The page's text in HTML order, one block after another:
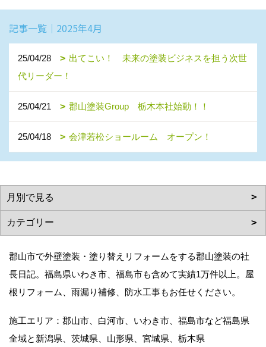
記事一覧｜2025年4月
25/04/28
出てこい！ 未来の塗装ビジネスを担う次世
代リーダー！
25/04/21 郡山塗装Group 栃木本社始動！！
25/04/18 会津若松ショールーム オープン！
郡山市で外壁塗装・塗り替えリフォームをする郡山塗装の社
長日記。福島県いわき市、福島市も含めて実績1万件以上。屋
根リフォーム、雨漏り補修、防水工事もお任せください。
施工エリア：郡山市、白河市、いわき市、福島市など福島県
全域と新潟県、茨城県、山形県、宮城県、栃木県